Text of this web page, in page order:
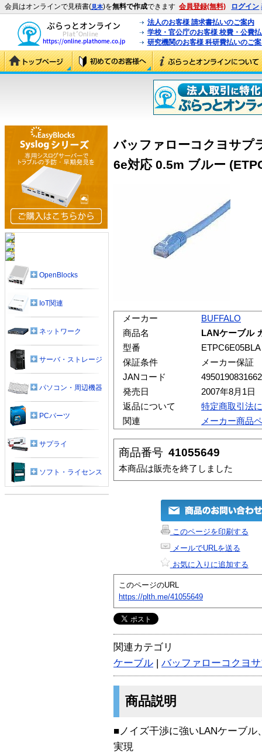
会員はオンラインで見積書(見本)を無料で作成できます 会員登録(無料) ログイン
法人のお客様 請求書払いのご案内
学校・官公庁のお客様 校費・公費
研究機関のお客様 科研費払いのご
バッファローコクヨサプ
6e対応 0.5m ブルー
メーカー
BUFFALO
商品名
LANケーブル
型番
ETPC6E05BLA
保証条件
メーカー保証
JANコード
4950190831662
発売日
2007年8月1日
返品について
特定商取引法
関連
メーカー商品
商品番号 41055649
本商品は販売を終了しました
このページを印刷する
メールでURLを送る
お気に入りに追加する
このページのURL
https://plth.me/41055649
関連カテゴリ
ケーブル | バッファローコクヨ
商品説明
■ノイズ干渉に強いLANケーブ
実現
OpenBlocks
IoT関連
ネットワーク
サーバ・ストレージ
パソコン・周辺機器
PCパーツ
サプライ
ソフト・ライセンス